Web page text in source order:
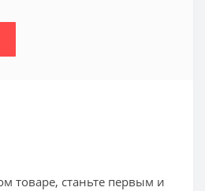
товаре, станьте первым и